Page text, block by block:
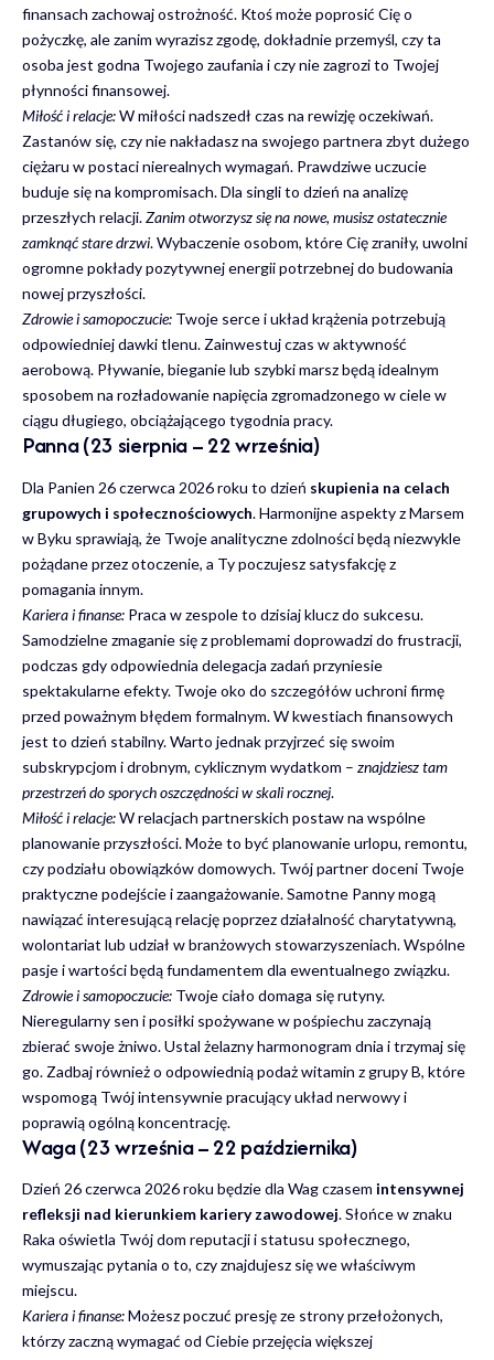
finansach zachowaj ostrożność. Ktoś może poprosić Cię o
pożyczkę, ale zanim wyrazisz zgodę, dokładnie przemyśl, czy ta
osoba jest godna Twojego zaufania i czy nie zagrozi to Twojej
płynności finansowej.
Miłość i relacje:W miłości nadszedł czas na rewizję oczekiwań.
Zastanów się, czy nie nakładasz na swojego partnera zbyt dużego
ciężaru w postaci nierealnych wymagań. Prawdziwe uczucie
buduje się na kompromisach. Dla singli to dzień na analizę
przeszłych relacji.Zanim otworzysz się na nowe, musisz ostatecznie
zamknąć stare drzwi. Wybaczenie osobom, które Cię zraniły, uwolni
ogromne pokłady pozytywnej energii potrzebnej do budowania
nowej przyszłości.
Zdrowie i samopoczucie: Twoje serce i układ krążenia potrzebują
odpowiedniej dawki tlenu. Zainwestuj czas w aktywność
aerobową. Pływanie, bieganie lub szybki marsz będą idealnym
sposobem na rozładowanie napięcia zgromadzonego w ciele w
ciągu długiego, obciążającego tygodnia pracy.
Panna (23 sierpnia – 22 września)
Dla Panien 26 czerwca 2026 roku to dzień skupienia na celach
grupowych i społecznościowych. Harmonijne aspekty z Marsem
w Byku sprawiają, że Twoje analityczne zdolności będą niezwykle
pożądane przez otoczenie, a Ty poczujesz satysfakcję z
pomagania innym.
Kariera i finanse: Praca w zespole to dzisiaj klucz do sukcesu.
Samodzielne zmaganie się z problemami doprowadzi do frustracji,
podczas gdy odpowiednia delegacja zadań przyniesie
spektakularne efekty. Twoje oko do szczegółów uchroni firmę
przed poważnym błędem formalnym. W kwestiach finansowych
jest to dzień stabilny. Warto jednak przyjrzeć się swoim
subskrypcjom i drobnym, cyklicznym wydatkom – znajdziesz tam
przestrzeń do sporych oszczędności w skali rocznej.
Miłość i relacje:W relacjach partnerskich postaw na wspólne
planowanie przyszłości. Może to być planowanie urlopu, remontu,
czy podziału obowiązków domowych. Twój partner doceni Twoje
praktyczne podejście i zaangażowanie. Samotne Panny mogą
nawiązać interesującą relację poprzez działalność charytatywną,
wolontariat lub udział w branżowych stowarzyszeniach. Wspólne
pasje i wartości będą fundamentem dla ewentualnego związku.
Zdrowie i samopoczucie: Twoje ciało domaga się rutyny.
Nieregularny sen i posiłki spożywane w pośpiechu zaczynają
zbierać swoje żniwo. Ustal żelazny harmonogram dnia i trzymaj się
go. Zadbaj również o odpowiednią podaż witamin z grupy B, które
wspomogą Twój intensywnie pracujący układ nerwowy i
poprawią ogólną koncentrację.
Waga (23 września – 22 października)
Dzień 26 czerwca 2026 roku będzie dla Wag czasem intensywnej
refleksji nad kierunkiem kariery zawodowej. Słońce w znaku
Raka oświetla Twój dom reputacji i statusu społecznego,
wymuszając pytania o to, czy znajdujesz się we właściwym
miejscu.
Kariera i finanse:Możesz poczuć presję ze strony przełożonych,
którzy zaczną wymagać od Ciebie przejęcia większej